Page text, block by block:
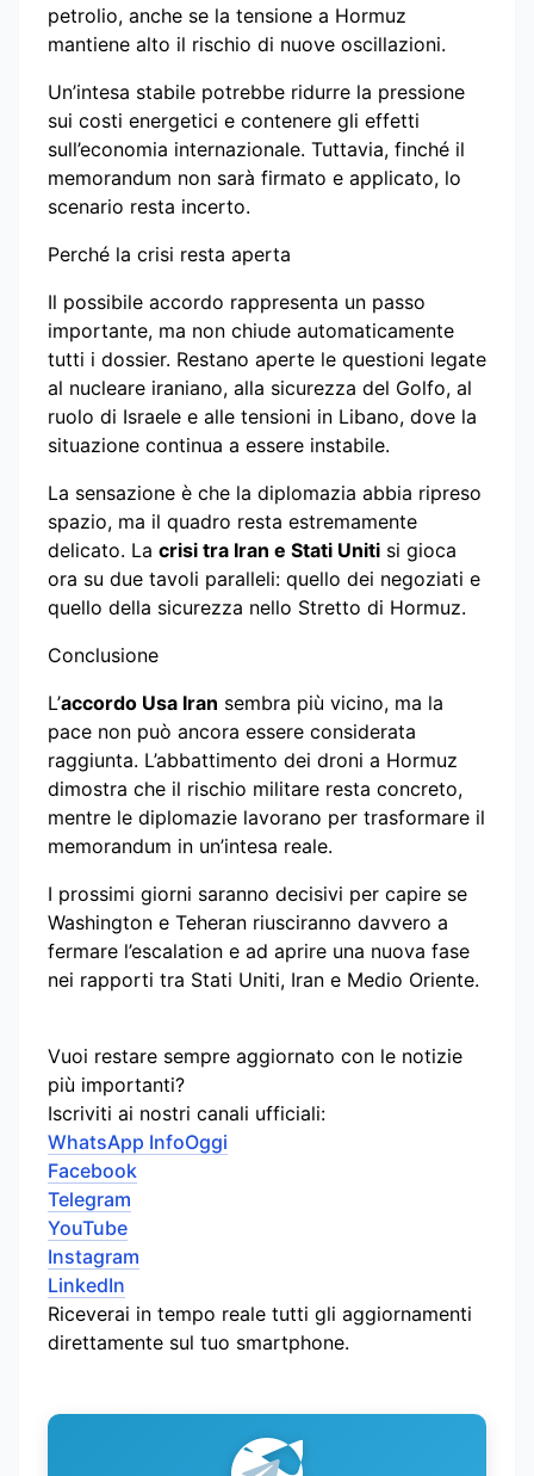
petrolio, anche se la tensione a Hormuz
mantiene alto il rischio di nuove oscillazioni.
Un’intesa stabile potrebbe ridurre la pressione
sui costi energetici e contenere gli effetti
sull’economia internazionale. Tuttavia, finché il
memorandum non sarà firmato e applicato, lo
scenario resta incerto.
Perché la crisi resta aperta
Il possibile accordo rappresenta un passo
importante, ma non chiude automaticamente
tutti i dossier. Restano aperte le questioni legate
al nucleare iraniano, alla sicurezza del Golfo, al
ruolo di Israele e alle tensioni in Libano, dove la
situazione continua a essere instabile.
La sensazione è che la diplomazia abbia ripreso
spazio, ma il quadro resta estremamente
delicato. La crisi tra Iran e Stati Uniti si gioca
ora su due tavoli paralleli: quello dei negoziati e
quello della sicurezza nello Stretto di Hormuz.
Conclusione
L’accordo Usa Iran sembra più vicino, ma la
pace non può ancora essere considerata
raggiunta. L’abbattimento dei droni a Hormuz
dimostra che il rischio militare resta concreto,
mentre le diplomazie lavorano per trasformare il
memorandum in un’intesa reale.
I prossimi giorni saranno decisivi per capire se
Washington e Teheran riusciranno davvero a
fermare l’escalation e ad aprire una nuova fase
nei rapporti tra Stati Uniti, Iran e Medio Oriente.
Vuoi restare sempre aggiornato con le notizie
più importanti?
Iscriviti ai nostri canali ufficiali:
WhatsApp InfoOggi
Facebook
Telegram
YouTube
Instagram
LinkedIn
Riceverai in tempo reale tutti gli aggiornamenti
direttamente sul tuo smartphone.